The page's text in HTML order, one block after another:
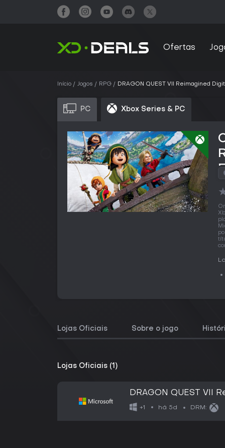
Ofertas
Início Jogos RPG DRAGON QUEST VII Reimagined
PC Xbox Series & PC
Lojas Oficiais Sobre o jogo
Lojas Oficiais (1)
DRAGON QUEST VII
+1 há 5d DRM: